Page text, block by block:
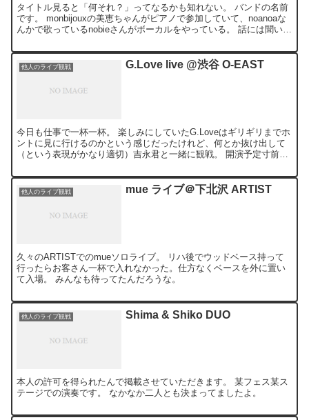
タイトル見ると「何それ？」ってなるかも知れない。 バンドの名前
です。 monbijouxの美恵ちゃんがピアノで参加していて、noanoaな
んかで歌っているnobieさんがボーカルをやっている。 話には聞いて
他人のライブ観戦 G.Love live @渋谷 O-EAST
今日も仕事で一杯一杯。 楽しみにしていたG.Loveはギリギリまでホ
ントに見に行けるのかという感じだったけれど、何とか抜け出して
（という表現がかなり適切）吉永君と一緒に観戦。 開演予定寸前の
他人のライブ観戦 mue ライブ＠下北沢 ARTIST
久々のARTISTでのmueソロライブ。 リハ後でウッドベース持って
行ったらお客さん一杯で入れなかった。仕方なくベースを外に置い
て入場。 みんなも待ってたんだろうな。
他人のライブ観戦 Shima & Shiko DUO
本人の許可を得られたんで掲載させていただきます。 某フェス某ス
テージでの演奏です。 なかなか二人とも決まってましたよ。